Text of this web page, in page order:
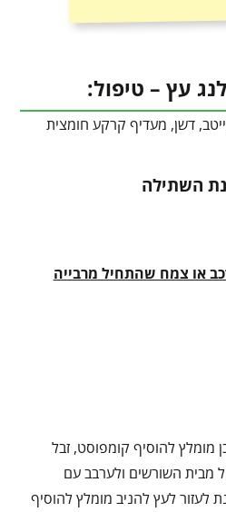
עץ – טיפול:
דשן, מעדיף קרקע חומצית
השתילה
או צמח שהתחיל מרבייה
להוסיף קומפוסט, זבל
מבית השורשים ולערבב עם
לעזור לעץ להניב מומלץ להוסיף